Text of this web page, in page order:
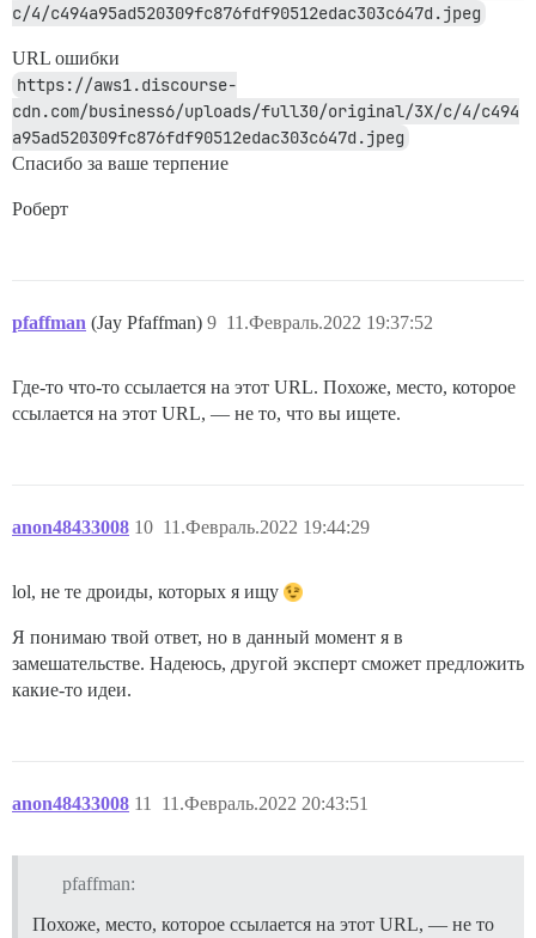
c/4/c494a95ad520309fc876fdf90512edac303c647d.jpeg
URL ошибки
https://aws1.discourse-
cdn.com/business6/uploads/full30/original/3X/c/4/c494
a95ad520309fc876fdf90512edac303c647d.jpeg
Спасибо за ваше терпение
Роберт
pfaffman (Jay Pfaffman) 11.Февраль.2022 19:37:52
9
Где-то что-то ссылается на этот URL. Похоже, место, которое
ссылается на этот URL, — не то, что вы ищете.
anon48433008 11.Февраль.2022 19:44:29
10
lol, не те дроиды, которых я ищу
Я понимаю твой ответ, но в данный момент я в
замешательстве. Надеюсь, другой эксперт сможет предложить
какие-то идеи.
anon48433008 11.Февраль.2022 20:43:51
11
pfaffman:
Похоже, место, которое ссылается на этот URL, — не то